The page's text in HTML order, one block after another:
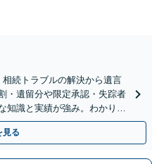
相続トラブルの解決から遺言
・遺留分や限定承認・失踪者
知識と実績が強み。わかりや
・夜間相談OK】
見る